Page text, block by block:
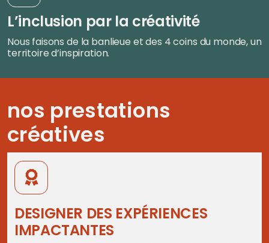
L’inclusion par la créativité
Nous faisons de la banlieue et des 4 coins du monde, un
territoire d’inspiration.
nos prestations
créatives
DESIGNER DES EXPÉRIENCES
IMPACTANTES